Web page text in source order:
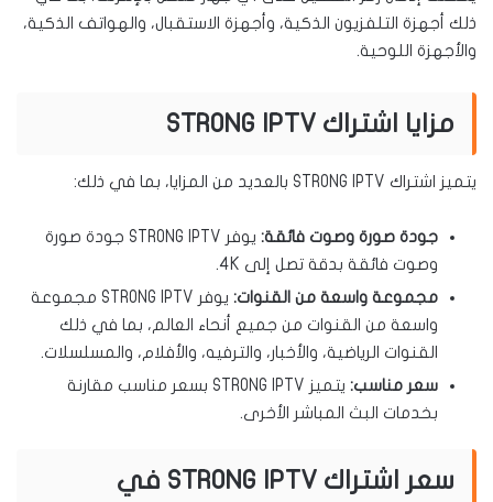
ذلك أجهزة التلفزيون الذكية، وأجهزة الاستقبال، والهواتف الذكية،
والأجهزة اللوحية.
مزايا اشتراك STRONG IPTV
يتميز اشتراك STRONG IPTV بالعديد من المزايا، بما في ذلك:
جودة صورة وصوت فائقة:
يوفر STRONG IPTV جودة صورة
وصوت فائقة بدقة تصل إلى 4K.
مجموعة واسعة من القنوات:
يوفر STRONG IPTV مجموعة
واسعة من القنوات من جميع أنحاء العالم، بما في ذلك
القنوات الرياضية، والأخبار، والترفيه، والأفلام، والمسلسلات.
سعر مناسب:
يتميز STRONG IPTV بسعر مناسب مقارنة
بخدمات البث المباشر الأخرى.
سعر اشتراك STRONG IPTV في